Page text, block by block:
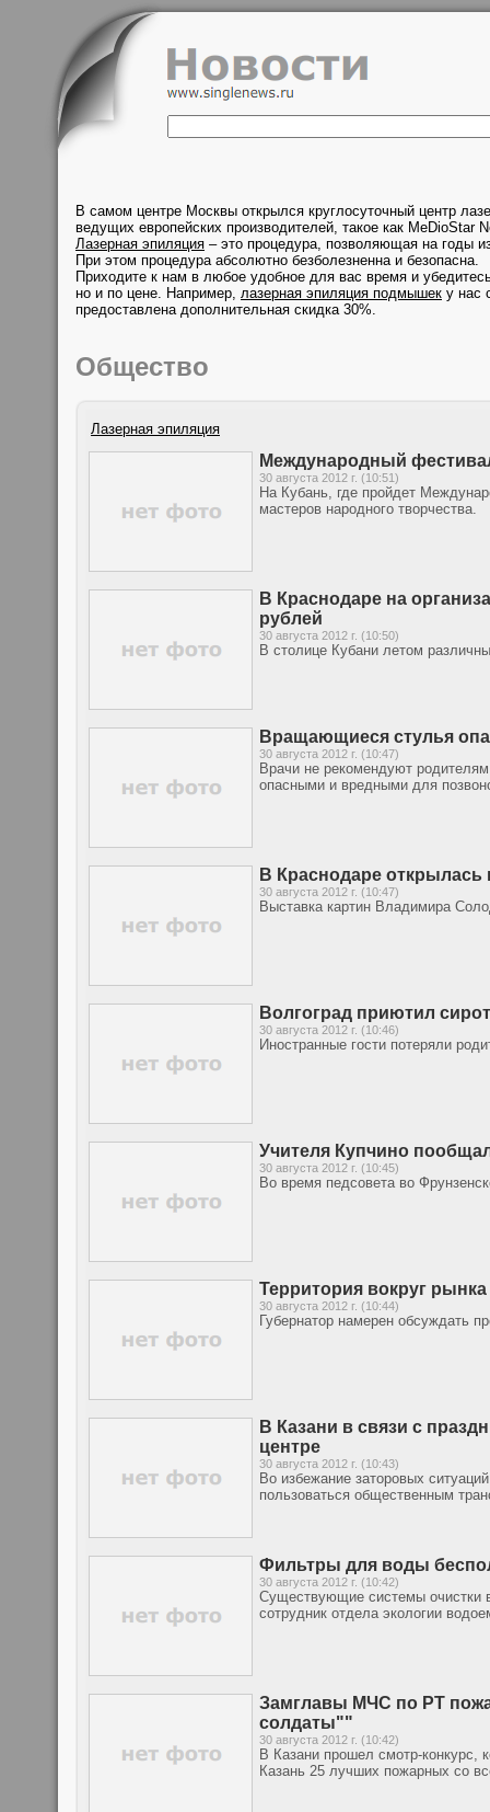
В самом центре Москвы открылся круглосуточный центр
ведущих европейских производителей, такое как MeDioStar
Лазерная эпиляция – это процедура, позволяющая на годы
При этом процедура абсолютно безболезненна и безопасна.
Приходите к нам в любое удобное для вас время и
но и по цене. Например, лазерная эпиляция подмышек у нас
предоставлена дополнительная скидка 30%.
Общество
Лазерная эпиляция
Международный
30 августа 2012 г. (10:51)
На Кубань, где пройдет
мастеров народного творчества.
В Краснодаре на
рублей
30 августа 2012 г. (10:50)
В столице Кубани летом
Вращающиеся стулья
30 августа 2012 г. (10:47)
Врачи не рекомендуют
опасными и вредными для
В Краснодаре
30 августа 2012 г. (10:47)
Выставка картин Владимира
Волгоград приютил
30 августа 2012 г. (10:46)
Иностранные гости потеряли
Учителя Купчино
30 августа 2012 г. (10:45)
Во время педсовета во
Территория вокруг
30 августа 2012 г. (10:44)
Губернатор намерен обсуждать
В Казани в связи с
центре
30 августа 2012 г. (10:43)
Во избежание заторовых
пользоваться общественным
Фильтры для воды
30 августа 2012 г. (10:42)
Существующие системы очистки
сотрудник отдела экологии
Замглавы МЧС по РТ
солдаты""
30 августа 2012 г. (10:42)
В Казани прошел смотр-конкурс,
Казань 25 лучших пожарных со